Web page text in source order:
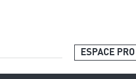
ESPACE PRO